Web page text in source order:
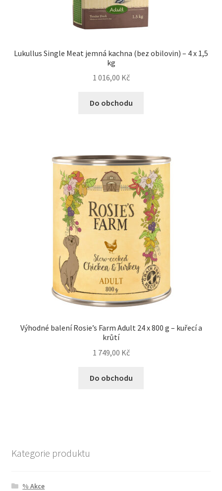
Lukullus Single Meat jemná kachna (bez obilovin) – 4 x 1,5
kg
1 016,00 Kč
Do obchodu
Výhodné balení Rosie’s Farm Adult 24 x 800 g – kuřecí a
krůtí
1 749,00 Kč
Do obchodu
Kategorie produktu
% Akce